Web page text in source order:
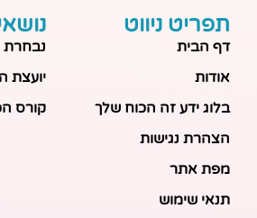
תפריט ניווט
דף הבית
אודות
בלוג ידע זה הכוח שלך
הצהרת נגישות
מפת אתר
תנאי שימוש
נבחרת
יועצת
קורס